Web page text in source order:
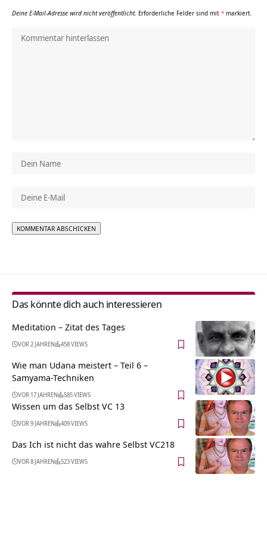
Deine E-Mail-Adresse wird nicht veröffentlicht. Erforderliche Felder sind mit * markiert.
Das könnte dich auch interessieren
Meditation – Zitat des Tages
VOR 2 JAHREN 458 VIEWS
Wie man Udana meistert – Teil 6 –
Samyama-Techniken
VOR 17 JAHREN 585 VIEWS
Wissen um das Selbst VC 13
VOR 9 JAHREN 409 VIEWS
Das Ich ist nicht das wahre Selbst VC218
VOR 8 JAHREN 523 VIEWS